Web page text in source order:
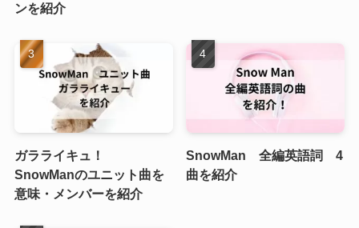
ンを紹介
ガラライキュ！
SnowManのユニット曲を
意味・メンバーを紹介
SnowMan 全編英語詞 4
曲を紹介